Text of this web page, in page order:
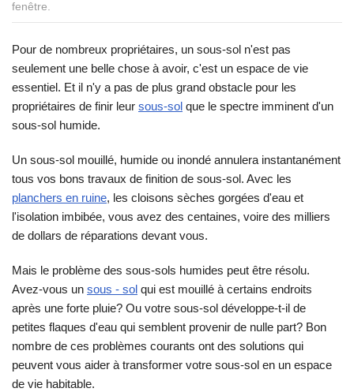
fenêtre.
Pour de nombreux propriétaires, un sous-sol n'est pas
seulement une belle chose à avoir, c'est un espace de vie
essentiel. Et il n'y a pas de plus grand obstacle pour les
propriétaires de finir leur sous-sol que le spectre imminent d'un
sous-sol humide.
Un sous-sol mouillé, humide ou inondé annulera instantanément
tous vos bons travaux de finition de sous-sol. Avec les
planchers en ruine, les cloisons sèches gorgées d'eau et
l'isolation imbibée, vous avez des centaines, voire des milliers
de dollars de réparations devant vous.
Mais le problème des sous-sols humides peut être résolu.
Avez-vous un sous - sol qui est mouillé à certains endroits
après une forte pluie? Ou votre sous-sol développe-t-il de
petites flaques d'eau qui semblent provenir de nulle part? Bon
nombre de ces problèmes courants ont des solutions qui
peuvent vous aider à transformer votre sous-sol en un espace
de vie habitable.